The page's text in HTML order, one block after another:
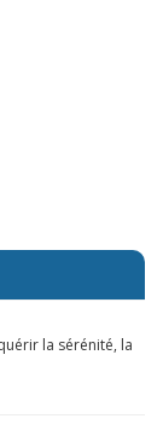
la sérénité, la